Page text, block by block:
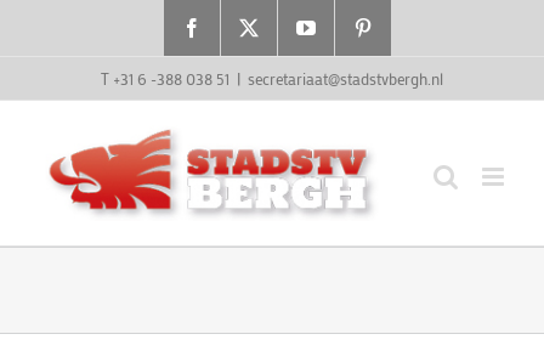
Facebook YouTube
T +31 6 -388 038 51 | secretariaat@stadstvbergh.nl